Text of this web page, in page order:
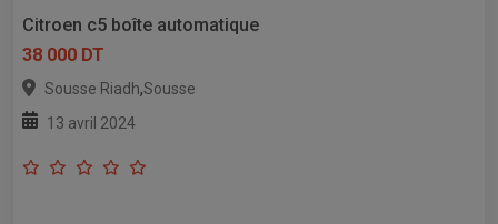
Citroen c5 boîte automatique
38 000 DT
Sousse Riadh,Sousse
13 avril 2024